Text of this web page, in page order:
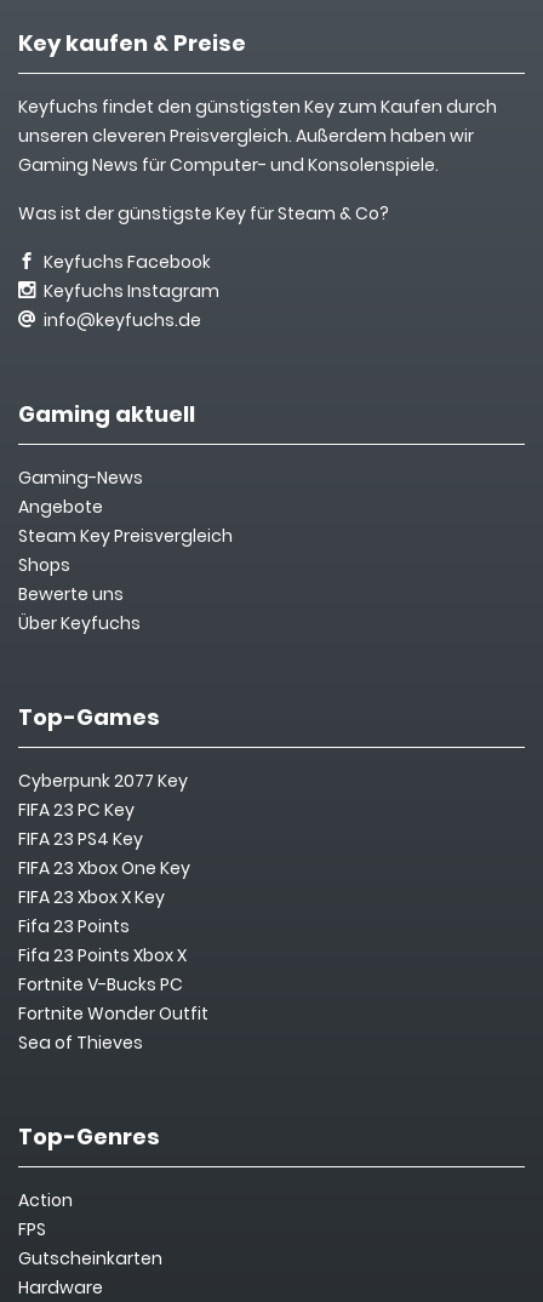
Key kaufen & Preise
Keyfuchs findet den günstigsten Key zum Kaufen durch
unseren cleveren Preisvergleich. Außerdem haben wir
Gaming News für Computer- und Konsolenspiele.
Was ist der günstigste Key für Steam & Co?
Keyfuchs Facebook
Keyfuchs Instagram
info@keyfuchs.de
Gaming aktuell
Gaming-News
Angebote
Steam Key Preisvergleich
Shops
Bewerte uns
Über Keyfuchs
Top-Games
Cyberpunk 2077 Key
FIFA 23 PC Key
FIFA 23 PS4 Key
FIFA 23 Xbox One Key
FIFA 23 Xbox X Key
Fifa 23 Points
Fifa 23 Points Xbox X
Fortnite V-Bucks PC
Fortnite Wonder Outfit
Sea of Thieves
Top-Genres
Action
FPS
Gutscheinkarten
Hardware